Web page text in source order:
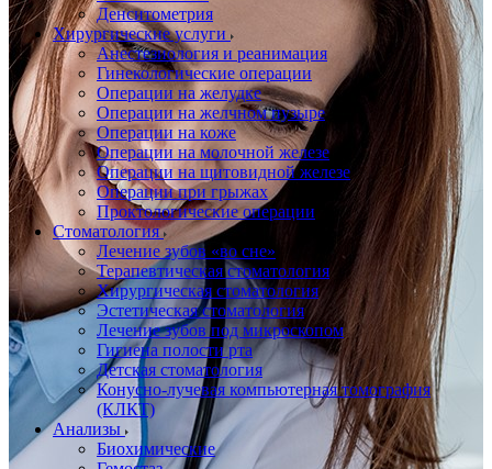
Денситометрия
Хирургические услуги
Анестезиология и реанимация
Гинекологические операции
Операции на желудке
Операции на желчном пузыре
Операции на коже
Операции на молочной железе
Операции на щитовидной железе
Операции при грыжах
Проктологические операции
Стоматология
Лечение зубов «во сне»
Терапевтическая стоматология
Хирургическая стоматология
Эстетическая стоматология
Лечение зубов под микроскопом
Гигиена полости рта
Детская стоматология
Конусно-лучевая компьютерная томография
(КЛКТ)
Анализы
Биохимические